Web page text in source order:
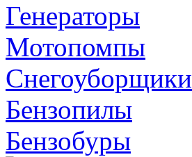
Генераторы
Мотопомпы
Снегоуборщики
Бензопилы
Бензобуры